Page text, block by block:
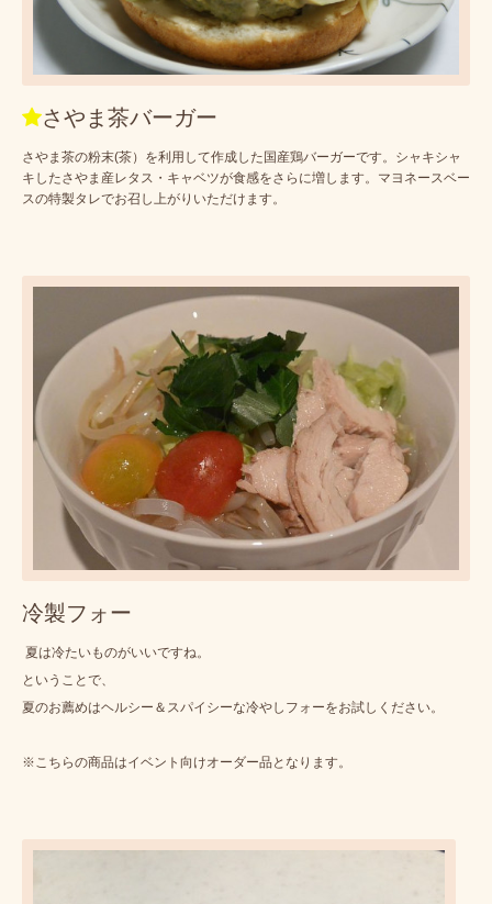
さやま茶バーガー
さやま茶の粉末(茶）を利用して作成した国産鶏バーガーです。シャキシャ
キしたさやま産レタス・キャベツが食感をさらに増します。マヨネースベー
スの特製タレでお召し上がりいただけます。
冷製フォー
夏は冷たいものがいいですね。
ということで、
夏のお薦めはヘルシー＆スパイシーな冷やしフォーをお試しください。
※こちらの商品はイベント向けオーダー品となります。